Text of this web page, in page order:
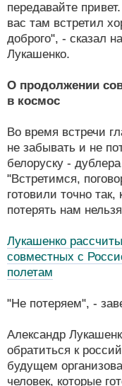
передавайте
вас там встретил
доброго", - сказал
Лукашенко.
О продолжении
в космос
Во время встречи
не забывать и не
белоруску -
"Встретимся,
готовили точно
потерять нам
Лукашенко
совместных с
полетам
"Не потеряем", -
Александр
обратиться к
будущем
человек, которые